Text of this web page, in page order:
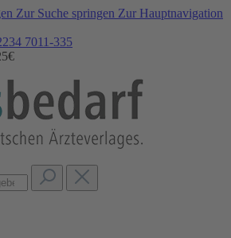
Zur Suche springen Zur Hauptnavigation
7011-335